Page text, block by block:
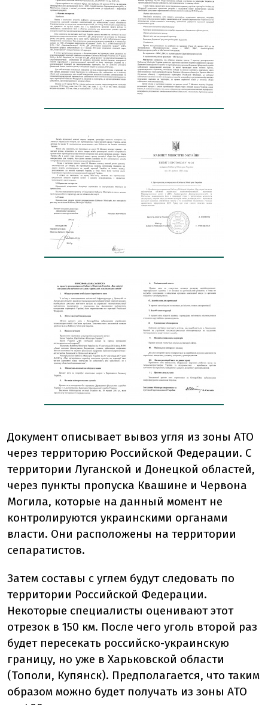
Документ описывает вывоз угля из зоны АТО
через территорию Российской Федерации. С
территории Луганской и Донецкой областей,
через пункты пропуска Квашине и Червона
Могила, которые на данный момент не
контролируются украинскими органами
власти. Они расположены на территории
сепаратистов.
Затем составы с углем будут следовать по
территории Российской Федерации.
Некоторые специалисты оценивают этот
отрезок в 150 км. После чего уголь второй раз
будет пересекать российско-украинскую
границу, но уже в Харьковской области
(Тополи, Купянск). Предполагается, что таким
образом можно будет получать из зоны АТО